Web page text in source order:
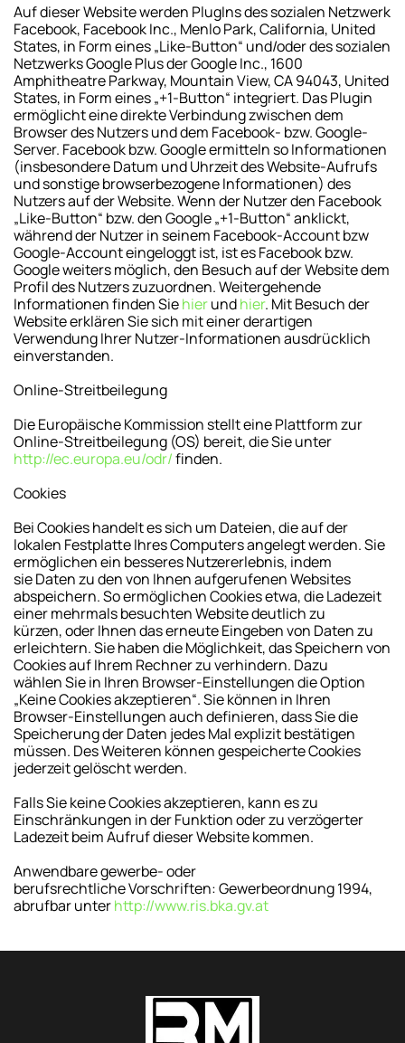
Auf dieser Website werden PlugIns des sozialen Netzwerk
Facebook, Facebook Inc., Menlo Park, California, United
States, in Form eines „Like-Button“ und/oder des sozialen
Netzwerks Google Plus der Google Inc., 1600
Amphitheatre Parkway, Mountain View, CA 94043, United
States, in Form eines „+1-Button“ integriert. Das Plugin
ermöglicht eine direkte Verbindung zwischen dem
Browser des Nutzers und dem Facebook- bzw. Google-
Server. Facebook bzw. Google ermitteln so Informationen
(insbesondere Datum und Uhrzeit des Website-Aufrufs
und sonstige browserbezogene Informationen) des
Nutzers auf der Website. Wenn der Nutzer den Facebook
„Like-Button“ bzw. den Google „+1-Button“ anklickt,
während der Nutzer in seinem Facebook-Account bzw
Google-Account eingeloggt ist, ist es Facebook bzw.
Google weiters möglich, den Besuch auf der Website dem
Profil des Nutzers zuzuordnen. Weitergehende
Informationen finden Siehierundhier. Mit Besuch der
Website erklären Sie sich mit einer derartigen
Verwendung Ihrer Nutzer-Informationen ausdrücklich
einverstanden.
Online-Streitbeilegung
Die Europäische Kommission stellt eine Plattform zur
Online-Streitbeilegung (OS) bereit, die Sie unter
http://ec.europa.eu/odr/finden.
Cookies
Bei Cookies handelt es sich um Dateien, die auf der
lokalen Festplatte Ihres Computers angelegt werden. Sie
ermöglichen ein besseres Nutzererlebnis, indem
sie Daten zu den von Ihnen aufgerufenen Websites
abspeichern. So ermöglichen Cookies etwa, die Ladezeit
einer mehrmals besuchten Website deutlich zu
kürzen, oder Ihnen das erneute Eingeben von Daten zu
erleichtern. Sie haben die Möglichkeit, das Speichern von
Cookies auf Ihrem Rechner zu verhindern. Dazu
wählen Sie in Ihren Browser-Einstellungen die Option
„Keine Cookies akzeptieren“. Sie können in Ihren
Browser-Einstellungen auch definieren, dass Sie die
Speicherung der Daten jedes Mal explizit bestätigen
müssen. Des Weiteren können gespeicherte Cookies
jederzeit gelöscht werden.
Falls Sie keine Cookies akzeptieren, kann es zu
Einschränkungen in der Funktion oder zu verzögerter
Ladezeit beim Aufruf dieser Website kommen.
Anwendbare gewerbe- oder
berufsrechtliche Vorschriften: Gewerbeordnung 1994,
abrufbar unterhttp://www.ris.bka.gv.at